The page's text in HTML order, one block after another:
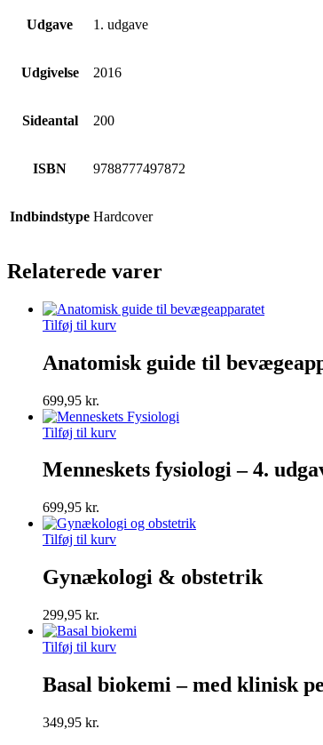
Udgave 1. udgave
Udgivelse 2016
Sideantal 200
ISBN 9788777497872
Indbindstype Hardcover
Relaterede varer
Tilføj til kurv
Anatomisk guide til
699,95 kr.
Tilføj til kurv
Menneskets fysiologi – 4.
699,95 kr.
Tilføj til kurv
Gynækologi & obstetrik
299,95 kr.
Tilføj til kurv
Basal biokemi – med klinisk
349,95 kr.